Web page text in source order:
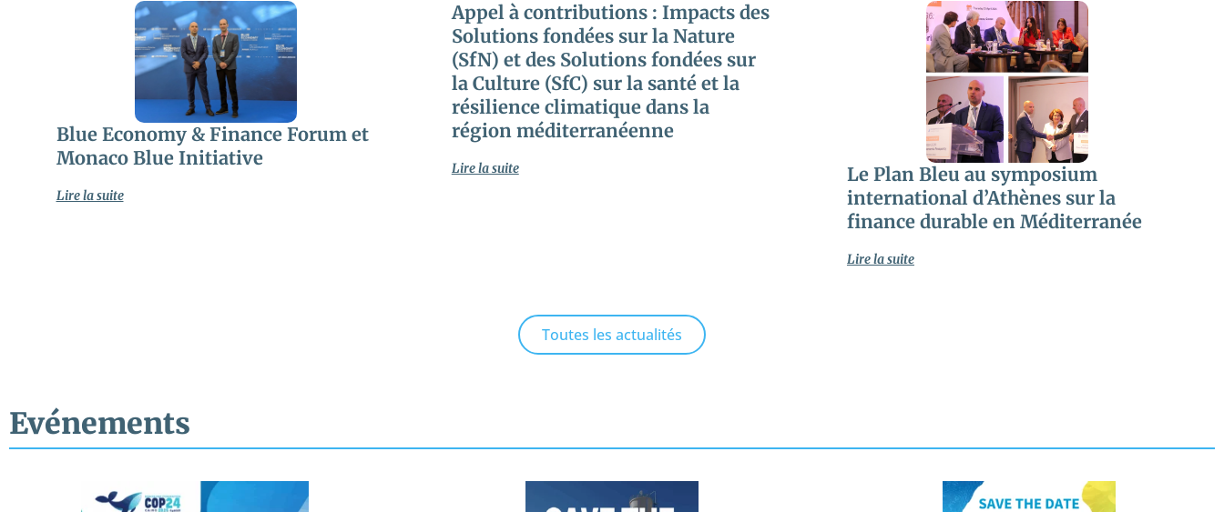
Blue Economy & Finance Forum et
Monaco Blue Initiative
Lire la suite
Appel à contributions : Impacts des
Solutions fondées sur la Nature
(SfN) et des Solutions fondées sur
la Culture (SfC) sur la santé et la
résilience climatique dans la
région méditerranéenne
Lire la suite
Le Plan Bleu au symposium
international d’Athènes sur la
finance durable en Méditerranée
Lire la suite
Toutes les actualités
Evénements